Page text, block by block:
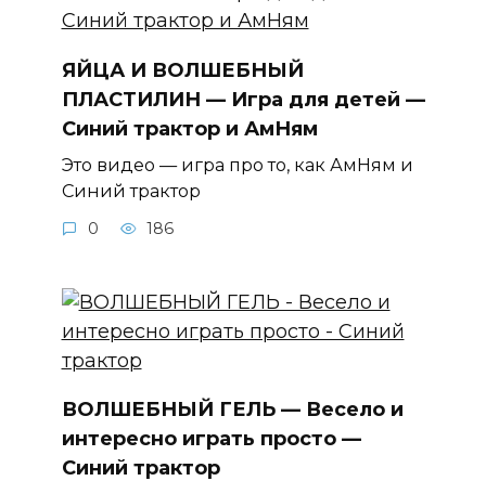
ЯЙЦА И ВОЛШЕБНЫЙ
ПЛАСТИЛИН — Игра для детей —
Синий трактор и АмНям
Это видео — игра про то, как АмНям и
Синий трактор
0 186
ВОЛШЕБНЫЙ ГЕЛЬ — Весело и
интересно играть просто —
Синий трактор